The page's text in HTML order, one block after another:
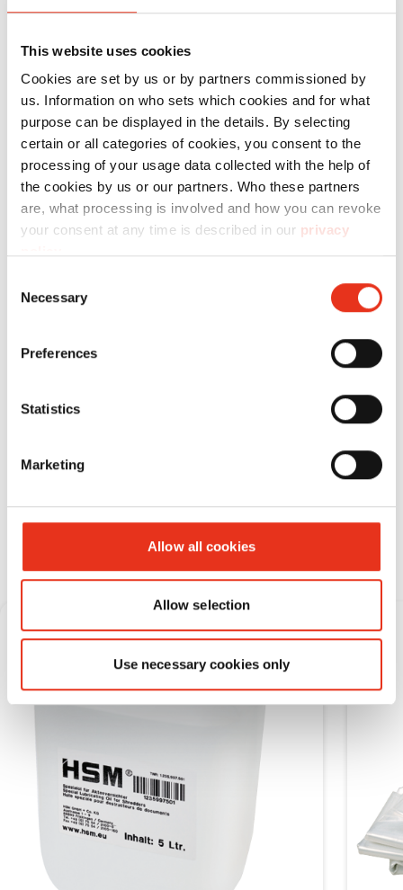
This website uses cookies
Cookies are set by us or by partners commissioned by
us. Information on who sets which cookies and for what
purpose can be displayed in the details. By selecting
certain or all categories of cookies, you consent to the
processing of your usage data collected with the help of
the cookies by us or our partners. Who these partners
are, what processing is involved and how you can revoke
your consent at any time is described in our privacy
Selection
Necessary
Preferences
Statistics
Marketing
Allow all cookies
Allow selection
Use necessary cookies only
HSM
Powerline
FA 500.3 - 6
x 40-53
1990114 4026631033190
Расходные материалы